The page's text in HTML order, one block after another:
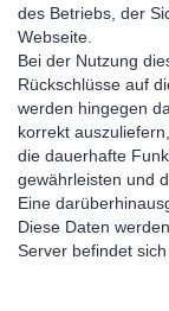
des Betriebs, der
Webseite.
Bei der Nutzung
Rückschlüsse auf
werden hingegen
korrekt
die dauerhafte
gewährleisten und
Eine
Diese Daten
Server befindet sich